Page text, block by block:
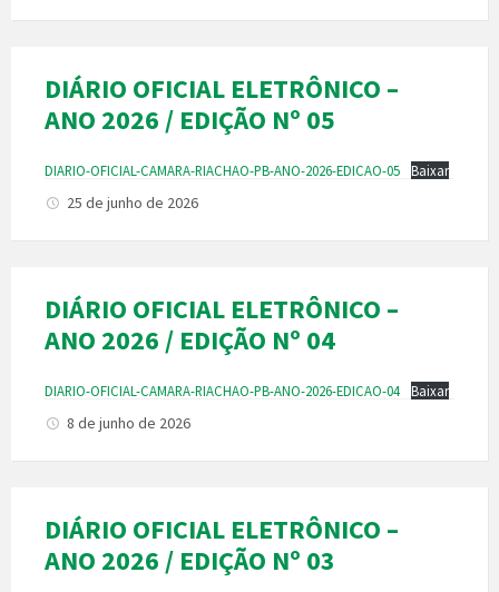
DIÁRIO OFICIAL ELETRÔNICO –
ANO 2026 / EDIÇÃO Nº 05
DIARIO-OFICIAL-CAMARA-RIACHAO-PB-ANO-2026-EDICAO-05 Baixar
25 de junho de 2026
DIÁRIO OFICIAL ELETRÔNICO –
ANO 2026 / EDIÇÃO Nº 04
DIARIO-OFICIAL-CAMARA-RIACHAO-PB-ANO-2026-EDICAO-04 Baixar
8 de junho de 2026
DIÁRIO OFICIAL ELETRÔNICO –
ANO 2026 / EDIÇÃO Nº 03